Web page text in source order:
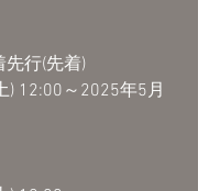
行(先着)
) 12:00～2025年5月